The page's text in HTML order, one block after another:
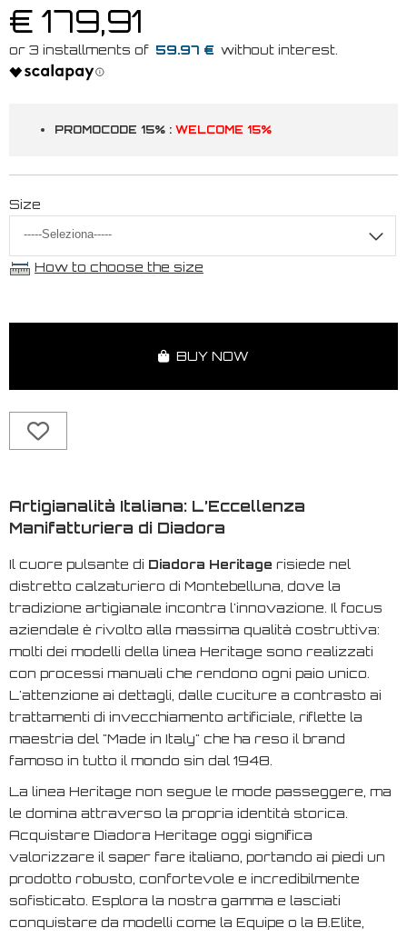
€ 179,91
59.97 €
PROMOCODE 15% : WELCOME 15%
Size
How to choose the size
BUY NOW
Artigianalità Italiana: L’Eccellenza
Manifatturiera di Diadora
Il cuore pulsante di Diadora Heritage risiede nel
distretto calzaturiero di Montebelluna, dove la
tradizione artigianale incontra l'innovazione. Il focus
aziendale è rivolto alla massima qualità costruttiva:
molti dei modelli della linea Heritage sono realizzati
con processi manuali che rendono ogni paio unico.
L'attenzione ai dettagli, dalle cuciture a contrasto ai
trattamenti di invecchiamento artificiale, riflette la
maestria del "Made in Italy" che ha reso il brand
famoso in tutto il mondo sin dal 1948.
La linea Heritage non segue le mode passeggere, ma
le domina attraverso la propria identità storica.
Acquistare Diadora Heritage oggi significa
valorizzare il saper fare italiano, portando ai piedi un
prodotto robusto, confortevole e incredibilmente
sofisticato. Esplora la nostra gamma e lasciati
conquistare da modelli come la Equipe o la B.Elite